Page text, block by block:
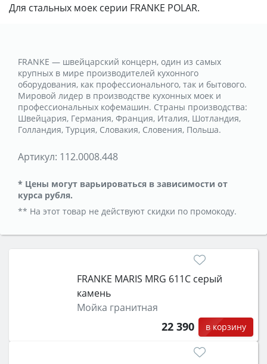
Для стальных моек серии FRANKE POLAR.
FRANKE — швейцарский концерн, один из самых
крупных в мире производителей кухонного
оборудования, как профессионального, так и бытового.
Мировой лидер в производстве кухонных моек и
профессиональных кофемашин. Страны производства:
Швейцария, Германия, Франция, Италия, Шотландия,
Голландия, Турция, Словакия, Словения, Польша.
Артикул: 112.0008.448
* Цены могут варьироваться в зависимости от
курса рубля.
** На этот товар не действуют скидки по промокоду.
FRANKE MARIS MRG 611C серый
камень
Мойка гранитная
22 390 в корзину